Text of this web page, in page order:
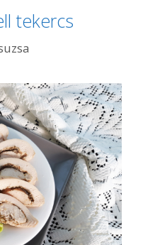
tekercs